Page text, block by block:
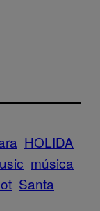
HOLIDA
música
Santa